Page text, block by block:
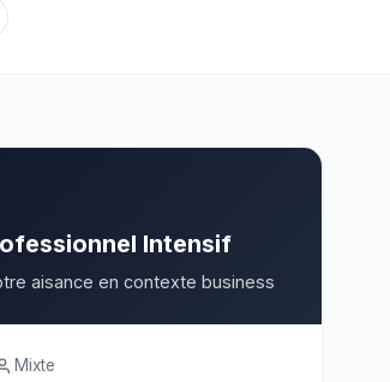
Intensif
aisance en contexte business
Mixte